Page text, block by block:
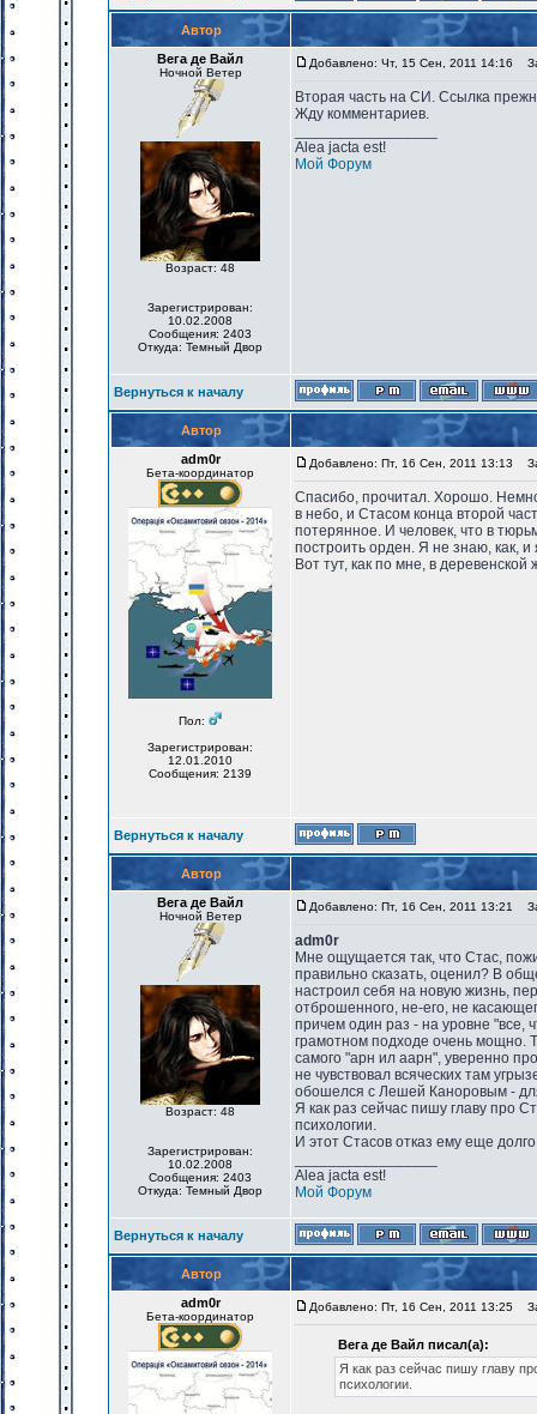
Автор
Вега де Вайл
Ночной Ветер
Возраст: 48
Зарегистрирован:
10.02.2008
Сообщения: 2403
Откуда: Темный Двор
Добавлено: Чт, 15 Сен, 2011 14:16
Вторая часть на СИ. Ссылка
Жду комментариев.
Alea jacta est!
Мой Форум
Вернуться к началу
Автор
adm0r
Бета-координатор
Пол:
Зарегистрирован:
12.01.2010
Сообщения: 2139
Добавлено: Пт, 16 Сен, 2011 13:13
Спасибо, прочитал. Хорошо.
в небо, и Стасом конца второй
потерянное. И человек, что в
построить орден. Я не знаю, как,
Вот тут, как по мне, в
Вернуться к началу
Автор
Вега де Вайл
Ночной Ветер
Возраст: 48
Зарегистрирован:
10.02.2008
Сообщения: 2403
Откуда: Темный Двор
Добавлено: Пт, 16 Сен, 2011 13:21
adm0r
Мне ощущается так, что Стас,
правильно сказать, оценил? В
настроил себя на новую жизнь,
отброшенного, не-его, не
причем один раз - на уровне "все,
грамотном подходе очень мощно.
самого "арн ил аарн", уверенно
не чувствовал всяческих там
обошелся с Лешей Каноровым -
Я как раз сейчас пишу главу про
психологии.
И этот Стасов отказ ему еще долго
Alea jacta est!
Мой Форум
Вернуться к началу
Автор
adm0r
Бета-координатор
Добавлено: Пт, 16 Сен, 2011 13:25
Вега де Вайл писал(а):
Я как раз сейчас пишу главу
психологии.